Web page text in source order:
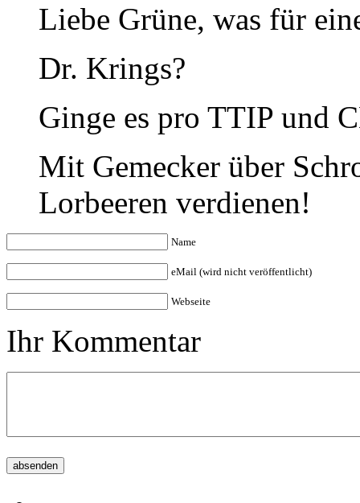
Liebe Grüne, was für
Dr. Krings?
Ginge es pro TTIP und
Mit Gemecker über
Lorbeeren verdienen!
Name
eMail (wird nicht veröffentlicht)
Webseite
Ihr Kommentar